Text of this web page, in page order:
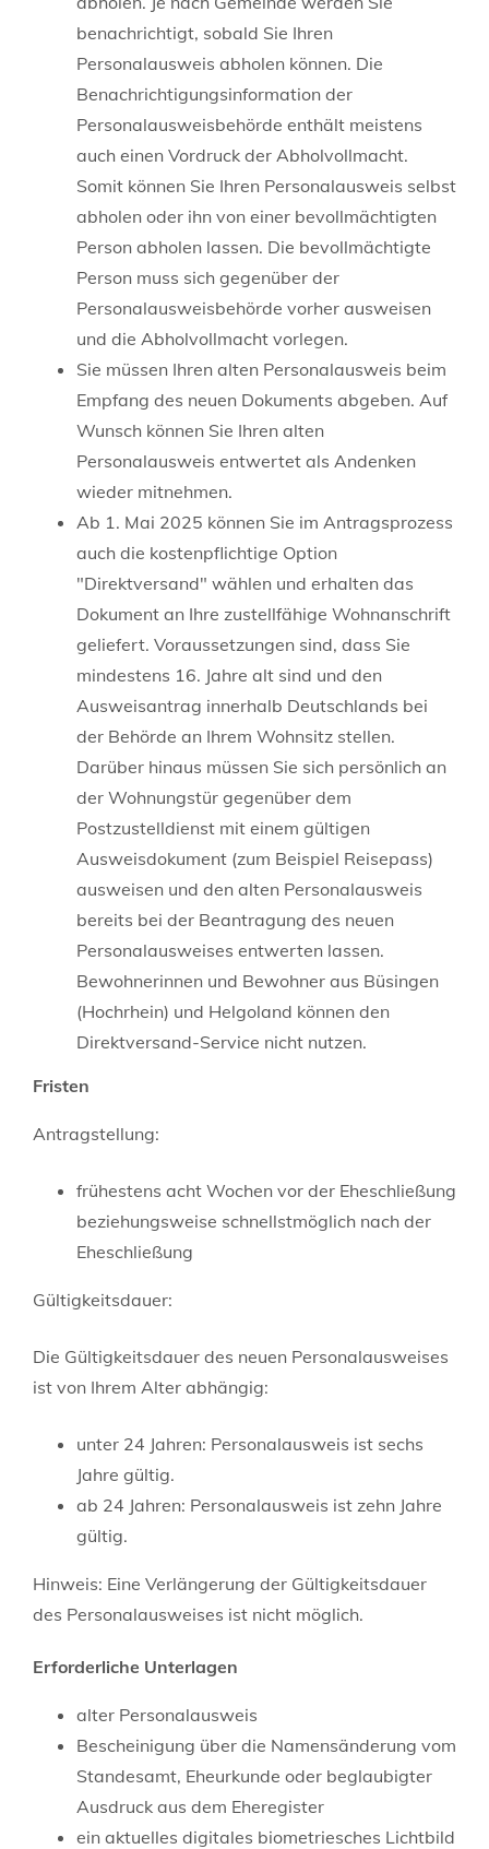
benachrichtigt, sobald Sie Ihren
Personalausweis abholen können. Die
Benachrichtigungsinformation der
Personalausweisbehörde enthält meistens
auch einen Vordruck der Abholvollmacht.
Somit können Sie Ihren Personalausweis selbst
abholen oder ihn von einer bevollmächtigten
Person abholen lassen. Die bevollmächtigte
Person muss sich gegenüber der
Personalausweisbehörde vorher ausweisen
und die Abholvollmacht vorlegen.
Sie müssen Ihren alten Personalausweis beim
Empfang des neuen Dokuments abgeben. Auf
Wunsch können Sie Ihren alten
Personalausweis entwertet als Andenken
wieder mitnehmen.
Ab 1. Mai 2025 können Sie im Antragsprozess
auch die kostenpflichtige Option
"Direktversand" wählen und erhalten das
Dokument an Ihre zustellfähige Wohnanschrift
geliefert. Voraussetzungen sind, dass Sie
mindestens 16. Jahre alt sind und den
Ausweisantrag innerhalb Deutschlands bei
der Behörde an Ihrem Wohnsitz stellen.
Darüber hinaus müssen Sie sich persönlich an
der Wohnungstür gegenüber dem
Postzustelldienst mit einem gültigen
Ausweisdokument (zum Beispiel Reisepass)
ausweisen und den alten Personalausweis
bereits bei der Beantragung des neuen
Personalausweises entwerten lassen.
Bewohnerinnen und Bewohner aus Büsingen
(Hochrhein) und Helgoland können den
Direktversand-Service nicht nutzen.
Fristen
Antragstellung:
frühestens acht Wochen vor der Eheschließung
beziehungsweise schnellstmöglich nach der
Eheschließung
Gültigkeitsdauer:
Die Gültigkeitsdauer des neuen Personalausweises
ist von Ihrem Alter abhängig:
unter 24 Jahren: Personalausweis ist sechs
Jahre gültig.
ab 24 Jahren: Personalausweis ist zehn Jahre
gültig.
Hinweis: Eine Verlängerung der Gültigkeitsdauer
des Personalausweises ist nicht möglich.
Erforderliche Unterlagen
alter Personalausweis
Bescheinigung über die Namensänderung vom
Standesamt, Eheurkunde oder beglaubigter
Ausdruck aus dem Eheregister
ein aktuelles digitales biometriesches Lichtbild